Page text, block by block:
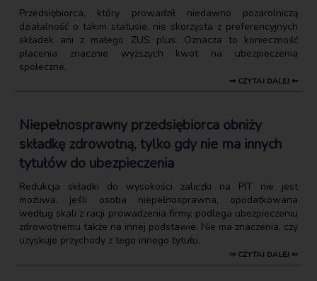
Przedsiębiorca, który prowadził niedawno pozarolniczą
działalność o takim statusie, nie skorzysta z preferencyjnych
składek ani z małego ZUS plus. Oznacza to konieczność
płacenia znacznie wyższych kwot na ubezpieczenia
społeczne.
⇒ CZYTAJ DALEJ ⇐
Niepełnosprawny przedsiębiorca obniży
składkę zdrowotną, tylko gdy nie ma innych
tytułów do ubezpieczenia
Redukcja składki do wysokości zaliczki na PIT nie jest
możliwa, jeśli osoba niepełnosprawna, opodatkowana
według skali z racji prowadzenia firmy, podlega ubezpieczeniu
zdrowotnemu także na innej podstawie. Nie ma znaczenia, czy
uzyskuje przychody z tego innego tytułu.
⇒ CZYTAJ DALEJ ⇐